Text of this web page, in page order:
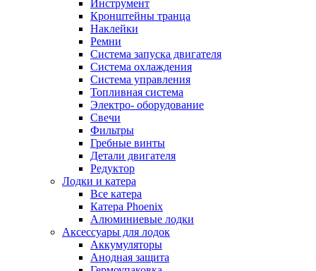
Инструмент
Кронштейны транца
Наклейки
Ремни
Система запуска двигателя
Система охлаждения
Система управления
Топливная система
Электро- оборудование
Свечи
Фильтры
Гребные винты
Детали двигателя
Редуктор
Лодки и катера
Все катера
Катера Phoenix
Алюминиевые лодки
Аксессуары для лодок
Аккумуляторы
Анодная защита